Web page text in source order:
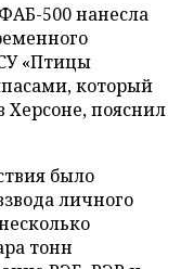
500 нанесла
«Птицы
который
Херсоне, пояснил
было
личного
тонн